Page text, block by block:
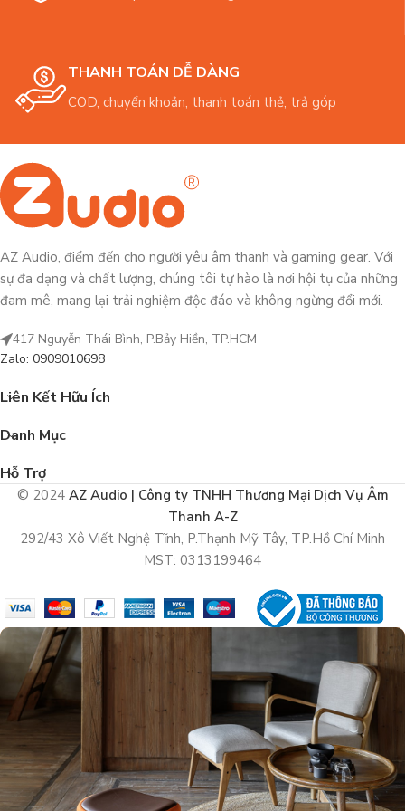
THANH TOÁN DỄ DÀNG
COD, chuyển khoản, thanh toán thẻ, trả góp
AZ Audio, điểm đến cho người yêu âm thanh và gaming gear. Với
sự đa dạng và chất lượng, chúng tôi tự hào là nơi hội tụ của những
đam mê, mang lại trải nghiệm độc đáo và không ngừng đổi mới.
417 Nguyễn Thái Bình, P.Bảy Hiền, TP.HCM
Zalo: 0909010698
Liên Kết Hữu Ích
Danh Mục
Hỗ Trợ
© 2024 AZ Audio | Công ty TNHH Thương Mại Dịch Vụ Âm
Thanh A-Z
292/43 Xô Viết Nghệ Tĩnh, P.Thạnh Mỹ Tây, TP.Hồ Chí Minh
MST: 0313199464